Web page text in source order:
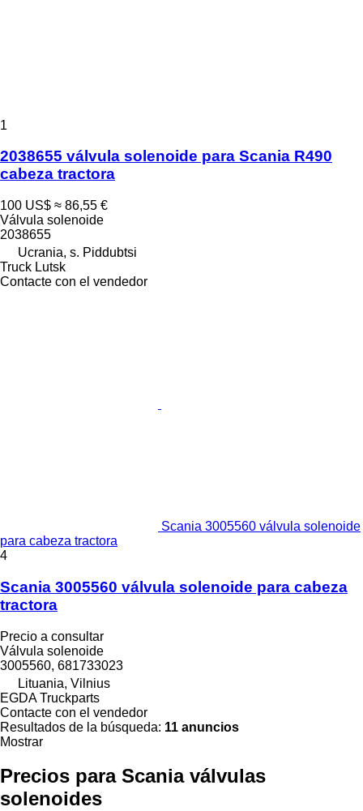
1
2038655 válvula solenoide para Scania R490
cabeza tractora
100 US$ ≈ 86,55 €
Válvula solenoide
2038655
Ucrania, s. Piddubtsi
Truck Lutsk
Contacte con el vendedor
Scania 3005560 válvula solenoide
para cabeza tractora
4
Scania 3005560 válvula solenoide para cabeza
tractora
Precio a consultar
Válvula solenoide
3005560, 681733023
Lituania, Vilnius
EGDA Truckparts
Contacte con el vendedor
Resultados de la búsqueda: 11 anuncios
Mostrar
Precios para Scania válvulas
solenoides